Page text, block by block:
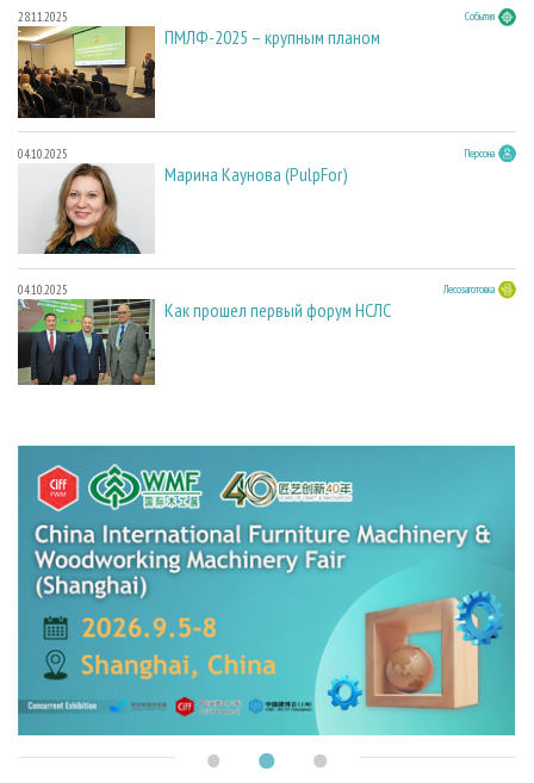
28.11.2025 События
ПМЛФ-2025 – крупным планом
04.10.2025 Персона
Марина Каунова (PulpFor)
04.10.2025 Лесозаготовка
Как прошел первый форум НСЛС